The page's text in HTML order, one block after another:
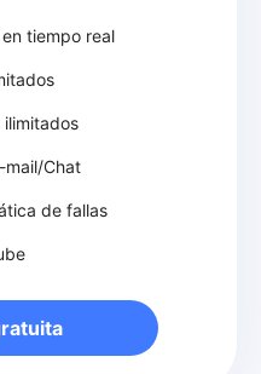
tiempo real
ilimitados
mail/Chat
de fallas